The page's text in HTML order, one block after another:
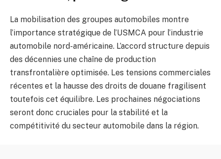
La mobilisation des groupes automobiles montre
l’importance stratégique de l’USMCA pour l’industrie
automobile nord-américaine. L’accord structure depuis
des décennies une chaîne de production
transfrontalière optimisée. Les tensions commerciales
récentes et la hausse des droits de douane fragilisent
toutefois cet équilibre. Les prochaines négociations
seront donc cruciales pour la stabilité et la
compétitivité du secteur automobile dans la région.